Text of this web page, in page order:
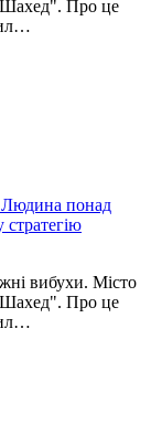
"Шахед". Про це
Людина понад
вибухи. Місто
"Шахед". Про це